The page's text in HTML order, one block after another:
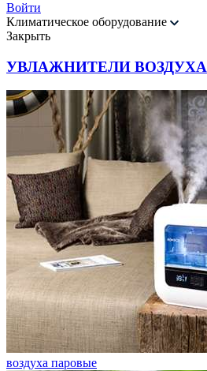
Войти
Климатическое оборудование
Закрыть
УВЛАЖНИТЕЛИ ВОЗДУХА
воздуха паровые